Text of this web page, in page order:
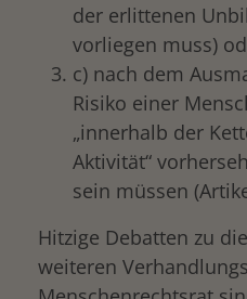
der erlittenen
vorliegen muss)
c) nach dem
Risiko einer
„innerhalb der
Aktivität“
sein müssen
Hitzige Debatten zu
weiteren